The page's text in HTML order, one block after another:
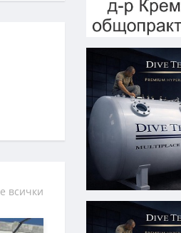
всички